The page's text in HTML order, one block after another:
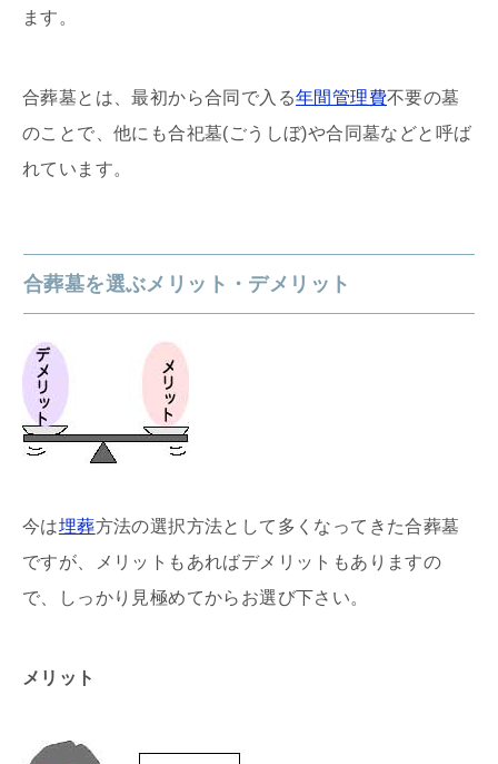
ます。
合葬墓とは、最初から合同で入る年間管理費不要の墓
のことで、他にも合祀墓(ごうしぼ)や合同墓などと呼ば
れています。
合葬墓を選ぶメリット・デメリット
今は埋葬方法の選択方法として多くなってきた合葬墓
ですが、メリットもあればデメリットもありますの
で、しっかり見極めてからお選び下さい。
メリット